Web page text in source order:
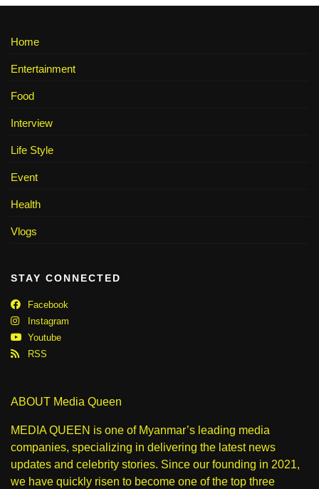
Home
Entertainment
Food
Interview
Life Style
Event
Health
Vlogs
STAY CONNECTED
Facebook
Instagram
Youtube
RSS
ABOUT Media Queen
MEDIA QUEEN is one of Myanmar’s leading media
companies, specializing in delivering the latest news
updates and celebrity stories. Since our founding in 2021,
we have quickly risen to become one of the top three